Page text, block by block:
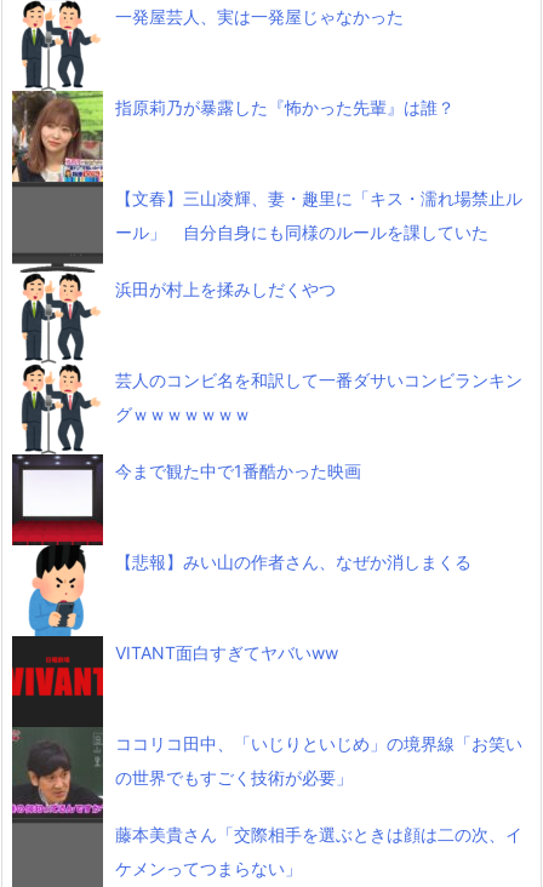
一発屋芸人、実は一発屋じゃなかった
指原莉乃が暴露した『怖かった先輩』は誰？
【文春】三山凌輝、妻・趣里に「キス・濡れ場禁止ル
ール」 自分自身にも同様のルールを課していた
浜田が村上を揉みしだくやつ
芸人のコンビ名を和訳して一番ダサいコンビランキン
グｗｗｗｗｗｗｗ
今まで観た中で1番酷かった映画
【悲報】みい山の作者さん、なぜか消しまくる
VITANT面白すぎてヤバいww
ココリコ田中、「いじりといじめ」の境界線「お笑い
の世界でもすごく技術が必要」
藤本美貴さん「交際相手を選ぶときは顔は二の次、イ
ケメンってつまらない」